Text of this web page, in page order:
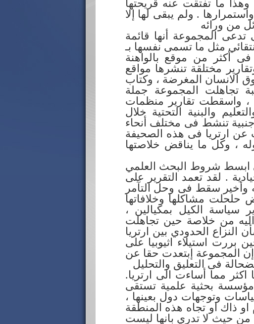
ما تفتقت عنه قريحتها
. ولم يبقى لها إلا
من ورائه
تدعى المجموعة أنها قائمة
مثل ما تسمى نفسها بـ
فى أكثر من موقع بالواهنة
مختلقة تنشرها مواقع
الانسان المغرضة ، وكتاب
تجاهلت المجموعة جملة
، واسقطت تقارير منظمات
والبنية التحتية خلال
كما وضعت جانبا تقارير اكثر من ١٧ شركة أجنبية تنشط فى مختلف أنحاء
عن ارتريا فى هذه الصحيفة
، وكل ما يناقض خلاصتها
ابسط شروط البحث العلمي
. لقد تعمد التقرير على
وأخير سقط فى وحل التآمر
حلحلت مشاكلها وخلافاتها
سياسة الكيل بمكيالين ،
اليه من خلاصة حين تجاهلت
النزاع الحدودي بين ارتريا
بررت استيلاء اثيوبيا على
المجموعة إبتعدت حقا عن
فى التعليق والتحليل
مما أساءت الى ارتريا.
مؤسسة بحثية علمية تستقى
وتوجهات دول بعينها ،
او ذاك او تجاه هذه المنطقة
حيث لا تدري بانها ليست